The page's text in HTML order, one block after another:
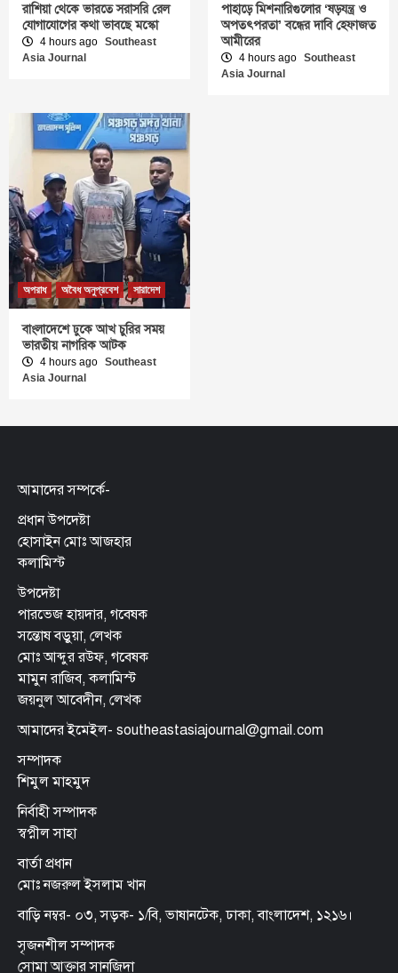
রাশিয়া থেকে ভারতে সরাসরি রেল
যোগাযোগের কথা ভাবছে মস্কো
4 hours ago Southeast
Asia Journal
পাহাড়ে মিশনারিগুলোর ‘ষড়যন্ত্র ও
অপতৎপরতা’ বন্ধের দাবি হেফাজত
আমীরের
4 hours ago Southeast
Asia Journal
অপরাধ অবৈধ অনুপ্রবেশ সারাদেশ
বাংলাদেশে ঢুকে আখ চুরির সময়
ভারতীয় নাগরিক আটক
4 hours ago Southeast
Asia Journal
আমাদের সম্পর্কে-
প্রধান উপদেষ্টা
হোসাইন মোঃ আজহার
কলামিস্ট
উপদেষ্টা
পারভেজ হায়দার, গবেষক
সন্তোষ বড়ুয়া, লেখক
মোঃ আব্দুর রউফ, গবেষক
মামুন রাজিব, কলামিস্ট
জয়নুল আবেদীন, লেখক
আমাদের ইমেইল- southeastasiajournal@gmail.com
সম্পাদক
শিমুল মাহমুদ
নির্বাহী সম্পাদক
স্বপ্নীল সাহা
বার্তা প্রধান
মোঃ নজরুল ইসলাম খান
বাড়ি নম্বর- ০৩, সড়ক- ১/বি, ভাষানটেক, ঢাকা, বাংলাদেশ, ১২১৬।
সৃজনশীল সম্পাদক
সোমা আক্তার সানজিদা